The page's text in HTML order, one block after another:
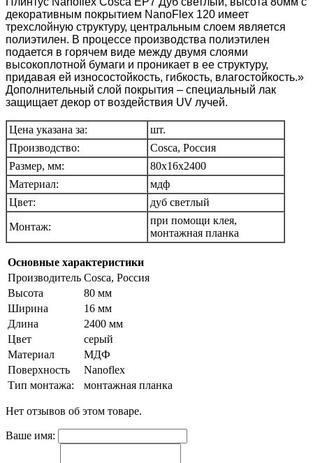
декоративным покрытием NanoFlex 120 имеет
трехслойную структуру, центральным слоем является
полиэтилен. В процессе производства полиэтилен
подается в горячем виде между двумя слоями
высокоплотной бумаги и проникает в ее структуру,
придавая ей износостойкость, гибкость, влагостойкость.»
Дополнительный слой покрытия – специальный лак
защищает декор от воздействия UV лучей.
Цена указана за:
шт.
Производство:
Cosca, Россия
Размер, мм:
80x16х2400
Материал:
мдф
Цвет:
дуб светлый
Монтаж:
при помощи клея,
монтажная планка
Основные характеристики
Производитель Cosca, Россия
Высота
80 мм
Ширина
16 мм
Длина
2400 мм
Цвет
серый
Материал
МДФ
Поверхность
Nanoflex
Тип монтажа:
монтажная планка
Нет отзывов об этом товаре.
Ваше имя: